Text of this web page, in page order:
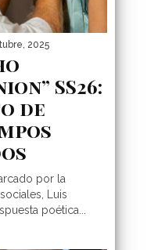
2025
SS26:
de
por la
Luis
poética...